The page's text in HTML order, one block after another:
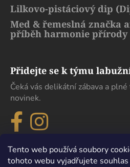
Tento web používá soubory
tohoto webu vyjadřujete souhlas
Lilkovo-pistáciový dip
Med & řemeslná značka
příběh harmonie přírody
Přidejte se k týmu
Čeká vás delikátní zábava a
novinek.